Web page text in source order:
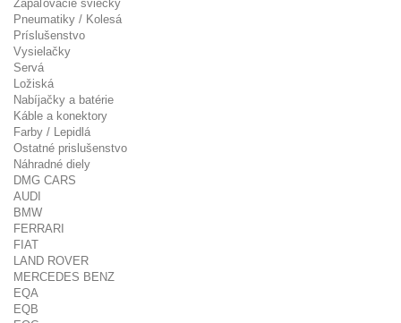
Zapaľovacie sviečky
Pneumatiky / Kolesá
Príslušenstvo
Vysielačky
Servá
Ložiská
Nabíjačky a batérie
Káble a konektory
Farby / Lepidlá
Ostatné prislušenstvo
Náhradné diely
DMG CARS
AUDI
BMW
FERRARI
FIAT
LAND ROVER
MERCEDES BENZ
EQA
EQB